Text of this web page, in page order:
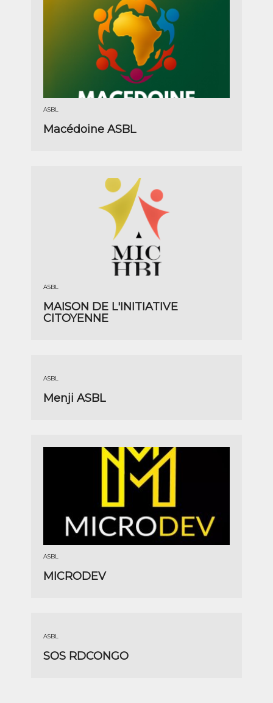
ASBL
Macédoine ASBL
ASBL
MAISON DE L'INITIATIVE
CITOYENNE
ASBL
Menji ASBL
ASBL
MICRODEV
ASBL
SOS RDCONGO